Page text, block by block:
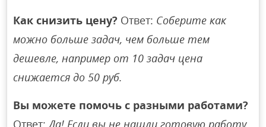
Как снизить цену? Ответ: Соберите как
можно больше задач, чем больше тем
дешевле, например от 10 задач цена
снижается до 50 руб.
Вы можете помочь с разными работами?
Ответ: Да! Если вы не нашли готовую работу,